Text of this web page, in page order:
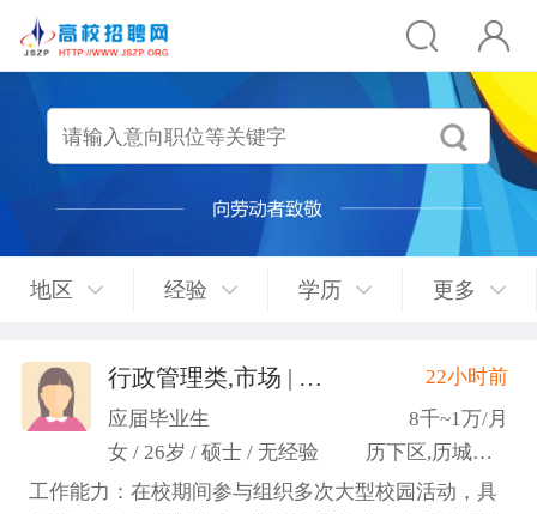
地区 经验 学历 更多
行政管理类,市场 | 媒介 | 广告 | 设计,人事/行政/后勤
22小时前
应届毕业生
8千~1万/月
女 / 26岁 / 硕士 / 无经验
历下区,历城区,市中区
工作能力：在校期间参与组织多次大型校园活动，具